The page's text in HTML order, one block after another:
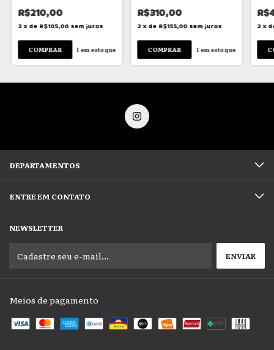
R$210,00
2 x de R$105,00 sem juros
1 em estoque
R$310,00
2 x de R$155,00 sem juros
1 em estoque
2 x
DEPARTAMENTOS
ENTRE EM CONTATO
NEWSLETTER
Meios de pagamento